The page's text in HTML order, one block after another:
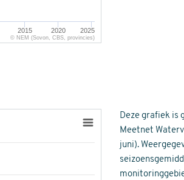
2015 2020 2025
© NEM (Sovon, CBS, provincies)
Deze grafiek is
Meetnet
juni).